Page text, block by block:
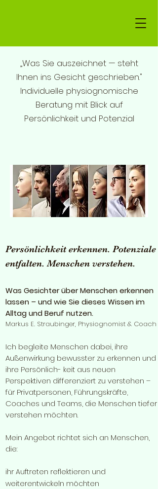
„Was Sie auszeichnet — steht
Ihnen ins Gesicht geschrieben."
Individuelle physiognomische
Beratung mit Blick auf
Persönlichkeit und Potenzial
Persönlichkeit erkennen. Potenziale
entfalten. Menschen verstehen.
Was Gesichter über Menschen erkennen
lassen – und wie Sie dieses Wissen im
Alltag und Beruf nutzen.
Markus E. Straubinger, Physiognomist & Coach
​Ich begleite Menschen dabei, ihre
Außenwirkung bewusster zu erkennen und
ihre Persönlich- keit aus neuen
Perspektiven differenziert zu verstehen –
für Privatpersonen, Führungskräfte,
Coaches und Teams, die Menschen tiefer
verstehen möchten.
Mein Angebot richtet sich an Menschen,
die:
ihr Auftreten reflektieren und
weiterentwickeln möchten